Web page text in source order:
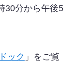
30分から午後5
ック 」をご覧